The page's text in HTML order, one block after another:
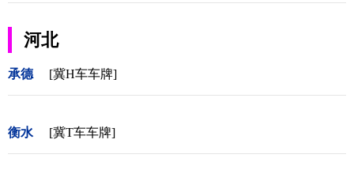
河北
承德 [冀H车车牌]
衡水 [冀T车车牌]